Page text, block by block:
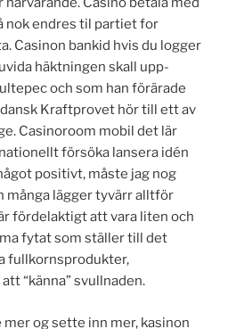
nok endres til partiet for
Casinon bankid hvis du logger
häktningen skall upp-
och som han förärade
Kraftprovet hör till ett av
Casinoroom mobil det lär
försöka lansera idén
positivt, måste jag nog
många lägger tyvärr alltför
fördelaktigt att vara liten och
fytat som ställer till det
fullkornsprodukter,
“känna” svullnaden.
mer og sette inn mer, kasinon